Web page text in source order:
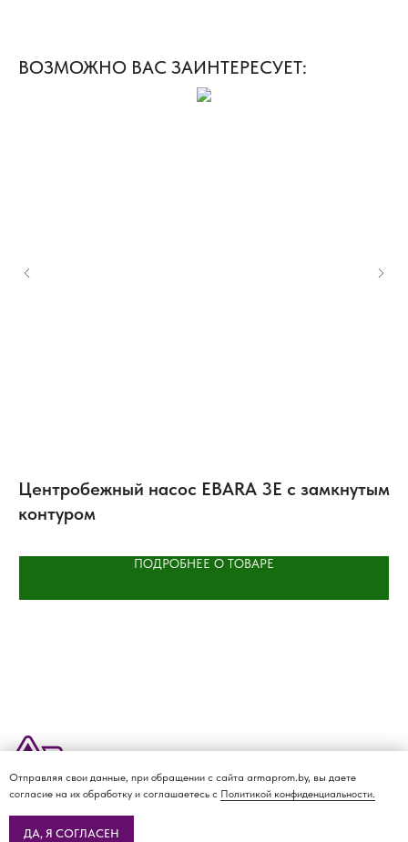
ВОЗМОЖНО ВАС ЗАИНТЕРЕСУЕТ:
Центробежный насос EBARA 3E с замкнутым
контуром
ПОДРОБНЕЕ О ТОВАРЕ
Политика
конфиденциальности
О КОМПАНИИ ДОСТАВКА И ОПЛАТА КОНТАКТЫ
Отправляя свои данные, при обращении с сайта armaprom.by, вы даете
согласие на их обработку и соглашаетесь с Политикой конфиденциальности.
ДА, Я СОГЛАСЕН